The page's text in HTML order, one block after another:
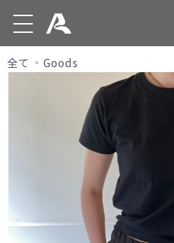
全て Goods
Home
the Angie Ave.
Delivery Birthday